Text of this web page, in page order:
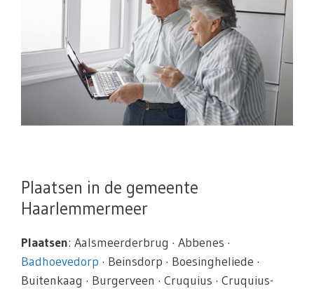
Plaatsen in de gemeente
Haarlemmermeer
Plaatsen: Aalsmeerderbrug · Abbenes ·
Badhoevedorp · Beinsdorp · Boesingheliede ·
Buitenkaag · Burgerveen · Cruquius · Cruquius-